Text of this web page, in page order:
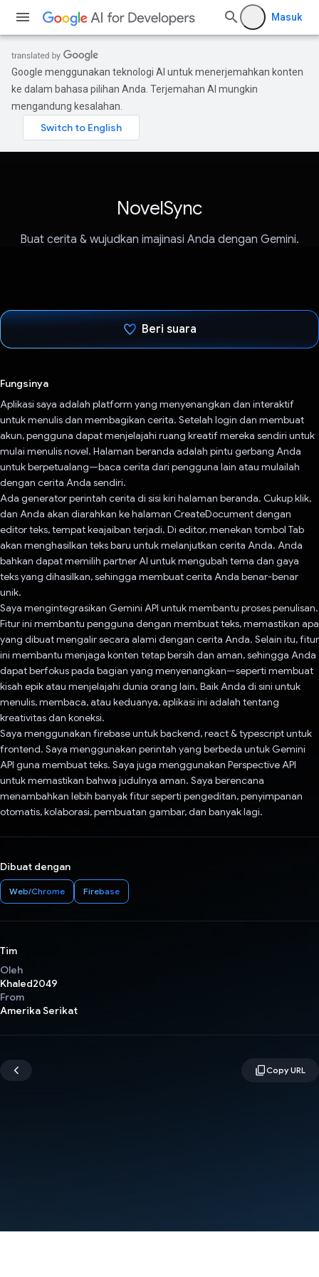
Masuk
Google menggunakan teknologi AI untuk menerjemahkan konten
ke dalam bahasa pilihan Anda. Terjemahan AI mungkin
mengandung kesalahan.
NovelSync
Buat cerita & wujudkan imajinasi Anda dengan Gemini.
Beri suara
Fungsinya
Aplikasi saya adalah platform yang menyenangkan dan interaktif
untuk menulis dan membagikan cerita. Setelah login dan membuat
akun, pengguna dapat menjelajahi ruang kreatif mereka sendiri untuk
mulai menulis novel. Halaman beranda adalah pintu gerbang Anda
untuk berpetualang—baca cerita dari pengguna lain atau mulailah
dengan cerita Anda sendiri.
Ada generator perintah cerita di sisi kiri halaman beranda. Cukup klik,
dan Anda akan diarahkan ke halaman CreateDocument dengan
editor teks, tempat keajaiban terjadi. Di editor, menekan tombol Tab
akan menghasilkan teks baru untuk melanjutkan cerita Anda. Anda
bahkan dapat memilih partner AI untuk mengubah tema dan gaya
teks yang dihasilkan, sehingga membuat cerita Anda benar-benar
unik.
Saya mengintegrasikan Gemini API untuk membantu proses penulisan.
Fitur ini membantu pengguna dengan membuat teks, memastikan apa
yang dibuat mengalir secara alami dengan cerita Anda. Selain itu, fitur
ini membantu menjaga konten tetap bersih dan aman, sehingga Anda
dapat berfokus pada bagian yang menyenangkan—seperti membuat
kisah epik atau menjelajahi dunia orang lain. Baik Anda di sini untuk
menulis, membaca, atau keduanya, aplikasi ini adalah tentang
kreativitas dan koneksi.
Saya menggunakan firebase untuk backend, react & typescript untuk
frontend. Saya menggunakan perintah yang berbeda untuk Gemini
API guna membuat teks. Saya juga menggunakan Perspective API
untuk memastikan bahwa judulnya aman. Saya berencana
menambahkan lebih banyak fitur seperti pengeditan, penyimpanan
otomatis, kolaborasi, pembuatan gambar, dan banyak lagi.
Dibuat dengan
Web/Chrome Firebase
Tim
Oleh
Khaled2049
From
Amerika Serikat